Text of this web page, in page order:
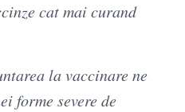
cat mai curand
la vaccinare ne
forme severe de